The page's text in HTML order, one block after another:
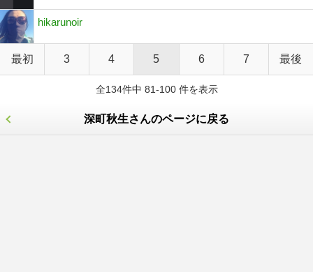
hikarunoir
最初 3 4 5 6 7 最後
全134件中 81-100 件を表示
深町秋生さんのページに戻る